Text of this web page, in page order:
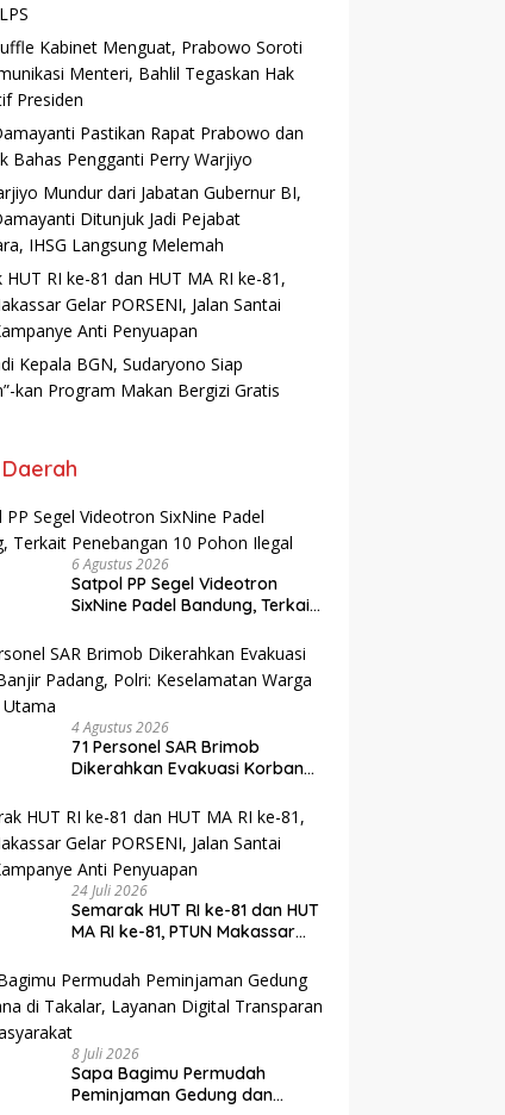
Kabinet Menguat, Prabowo Soroti
Menteri, Bahlil Tegaskan Hak
Presiden
Pastikan Rapat Prabowo dan
Bahas Pengganti Perry Warjiyo
Mundur dari Jabatan Gubernur BI,
Ditunjuk Jadi Pejabat
IHSG Langsung Melemah
HUT RI ke-81 dan HUT MA RI ke-81,
Gelar PORSENI, Jalan Santai
Anti Penyuapan
Kepala BGN, Sudaryono Siap
kan Program Makan Bergizi Gratis
6 Agustus 2026
Satpol PP Segel Videotron
SixNine Padel Bandung, Terkait
4 Agustus 2026
71 Personel SAR Brimob
Dikerahkan Evakuasi Korban
Keselamatan Warga Prioritas
Utama
24 Juli 2026
Semarak HUT RI ke-81 dan HUT
MA RI ke-81, PTUN Makassar
hingga Kampanye Anti
Penyuapan
8 Juli 2026
Sapa Bagimu Permudah
Peminjaman Gedung dan